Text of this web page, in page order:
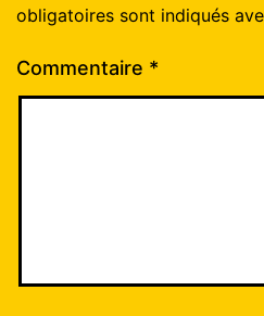
obligatoires sont indiqués
Commentaire *